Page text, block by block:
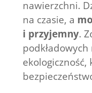
nawierzchni.
na czasie, a
i przyjemny.
ekologiczność,